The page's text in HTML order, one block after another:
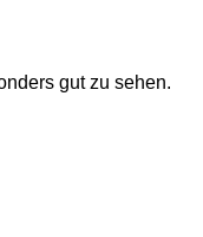
gut zu sehen.